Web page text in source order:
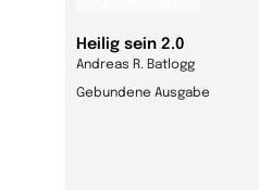
Heilig sein 2.0
Andreas R. Batlogg
Gebundene Ausgabe